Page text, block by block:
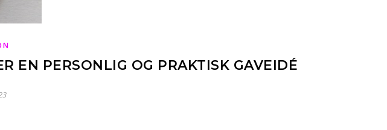
EN PERSONLIG OG PRAKTISK GAVEIDÉ